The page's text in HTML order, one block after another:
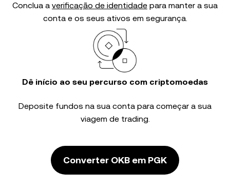
Conclua a verificação de identidade para manter a sua
conta e os seus ativos em segurança.
Dê início ao seu percurso com criptomoedas
Deposite fundos na sua conta para começar a sua
viagem de trading.
Converter OKB em PGK